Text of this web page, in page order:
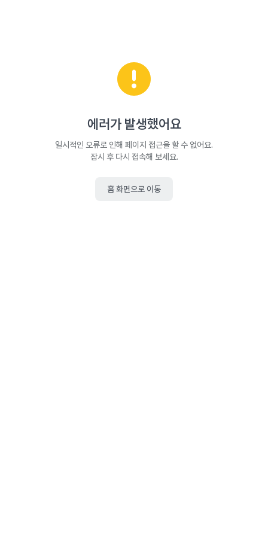
에러가 발생했어요
일시적인 오류로 인해 페이지 접근을 할 수 없어요.
잠시 후 다시 접속해 보세요.
홈 화면으로 이동